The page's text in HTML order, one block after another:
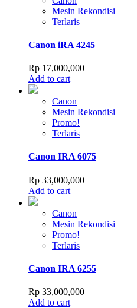
Mesin Rekondisi
Terlaris
Canon iRA 4245
Rp 17,000,000
Add to cart
Canon
Mesin Rekondisi
Promo!
Terlaris
Canon IRA 6075
Rp 33,000,000
Add to cart
Canon
Mesin Rekondisi
Promo!
Terlaris
Canon IRA 6255
Rp 33,000,000
Add to cart